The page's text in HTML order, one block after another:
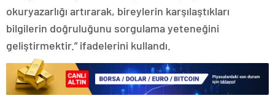
okuryazarlığı artırarak, bireylerin karşılaştıkları
bilgilerin doğruluğunu sorgulama yeteneğini
geliştirmektir.” ifadelerini kullandı.